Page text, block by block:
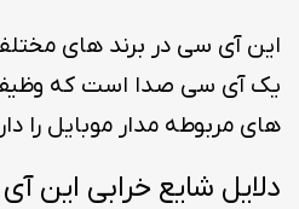
این آی سی در برند های
یک آی سی صدا است که
های مربوطه مدار موبایل را
دلایل شایع خرابی این